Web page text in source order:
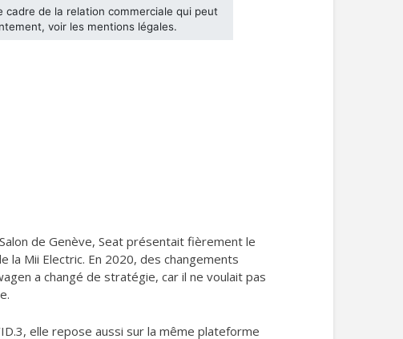
de Genève, Seat présentait fièrement le
Mii Electric. En 2020, des changements
a changé de stratégie, car il ne voulait pas
elle repose aussi sur la même plateforme